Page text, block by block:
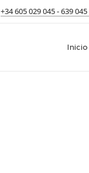
+34 605 029 045 - 639
Inicio